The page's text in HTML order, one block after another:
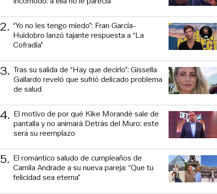
2. “Yo no les tengo miedo”: Fran García-
Huidobro lanzó tajante respuesta a “La
Cofradía”
3. Tras su salida de “Hay que decirlo”: Gissella
Gallardo reveló que sufrió delicado problema
de salud
4. El motivo de por qué Kike Morandé sale de
pantalla y no animará Detrás del Muro: este
será su reemplazo
5. El romántico saludo de cumpleaños de
Camila Andrade a su nueva pareja: “Que tu
felicidad sea eterna”